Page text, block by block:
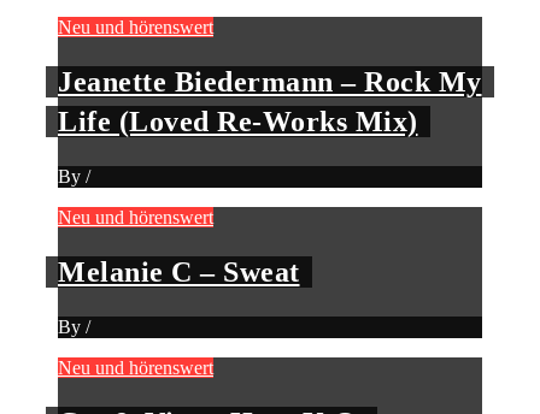
Neu und hörenswert
Jeanette Biedermann – Rock My
Life (Loved Re-Works Mix)
By /
Neu und hörenswert
Melanie C – Sweat
By /
Neu und hörenswert